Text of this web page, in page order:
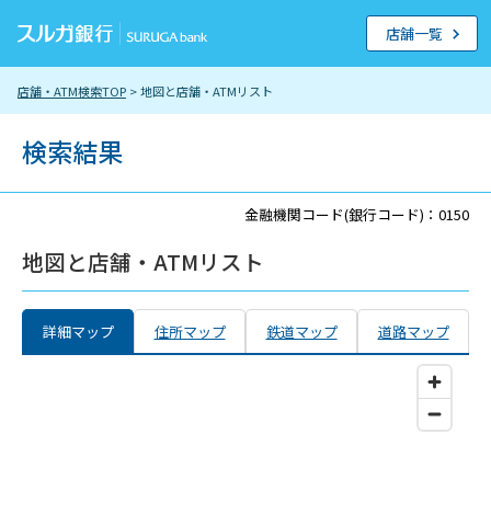
店舗・ATM検索TOP > 地図と店舗・ATMリスト
店舗一覧
検索結果
金融機関コード(銀行コード)：0150
地図と店舗・ATMリスト
詳細マップ 住所マップ 鉄道マップ 道路マップ